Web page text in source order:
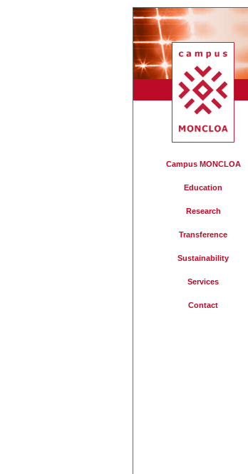
Campus MONCLOA
Education
Research
Transference
Sustainability
Services
Contact